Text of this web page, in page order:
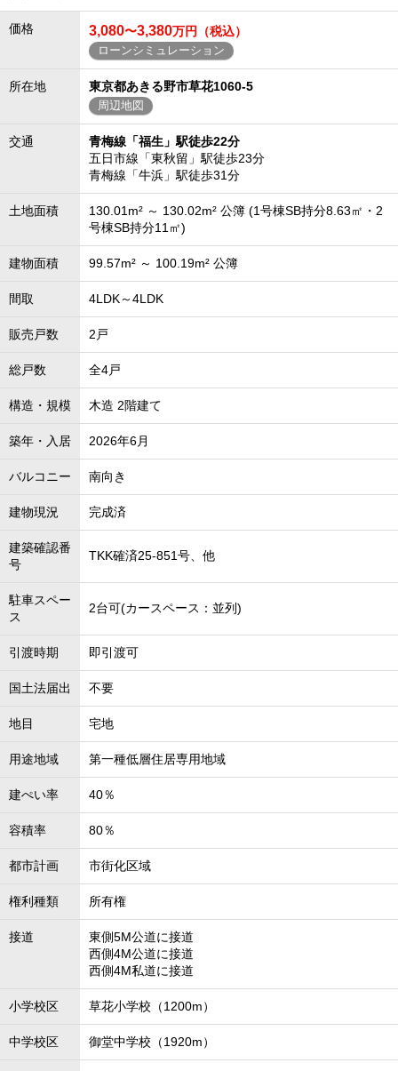
価格 3,080〜3,380万円（税込）
ローンシミュレーション
所在地 東京都あきる野市草花1060-5
周辺地図
交通
青梅線「福生」駅徒歩22分
五日市線「東秋留」駅徒歩23分
青梅線「牛浜」駅徒歩31分
土地面積
130.01m² ～ 130.02m² 公簿 (1号棟SB持分8.63㎡・2
号棟SB持分11㎡)
建物面積 99.57m² ～ 100.19m² 公簿
間取 4LDK～4LDK
販売戸数 2戸
総戸数 全4戸
構造・規模 木造 2階建て
築年・入居 2026年6月
バルコニー 南向き
建物現況 完成済
建築確認番
号
TKK確済25-851号、他
駐車スペー
ス
2台可(カースペース：並列)
引渡時期 即引渡可
国土法届出 不要
地目 宅地
用途地域 第一種低層住居専用地域
建ぺい率 40％
容積率 80％
都市計画 市街化区域
権利種類 所有権
接道
東側5M公道に接道
西側4M公道に接道
西側4M私道に接道
小学校区 草花小学校（1200m）
中学校区 御堂中学校（1920m）